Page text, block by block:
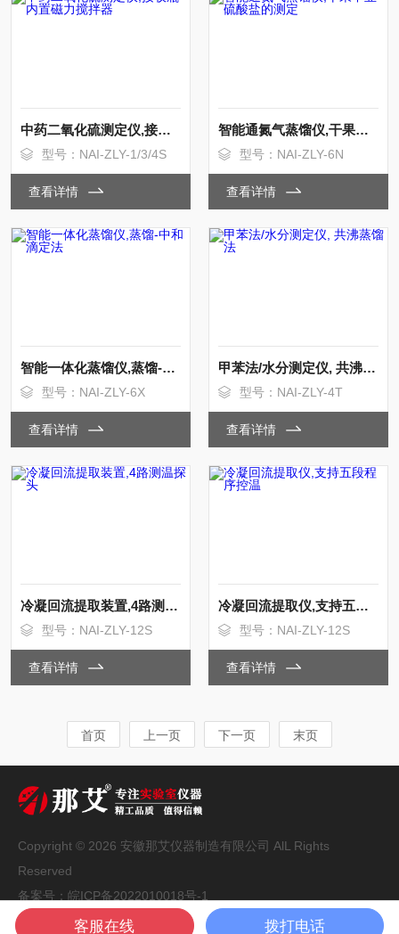
中药二氧化硫测定仪,接收瓶内置磁力搅拌器
型号：NAI-ZLY-1/3/4S
查看详情
智能通氮气蒸馏仪,干果中亚硫酸盐的测定
型号：NAI-ZLY-6N
查看详情
智能一体化蒸馏仪,蒸馏-中和滴定法
型号：NAI-ZLY-6X
查看详情
甲苯法/水分测定仪, 共沸蒸馏法
型号：NAI-ZLY-4T
查看详情
冷凝回流提取装置,4路测温探头
型号：NAI-ZLY-12S
查看详情
冷凝回流提取仪,支持五段程序控温
型号：NAI-ZLY-12S
查看详情
首页 上一页 下一页 末页
Copyright © 2026 安徽那艾仪器制造有限公司 AlL Rights
Reserved
备案号： 皖ICP备2022010018号-1
技术支持：化工仪器网 管理登录 sitemap.xml
客服在线 拨打电话